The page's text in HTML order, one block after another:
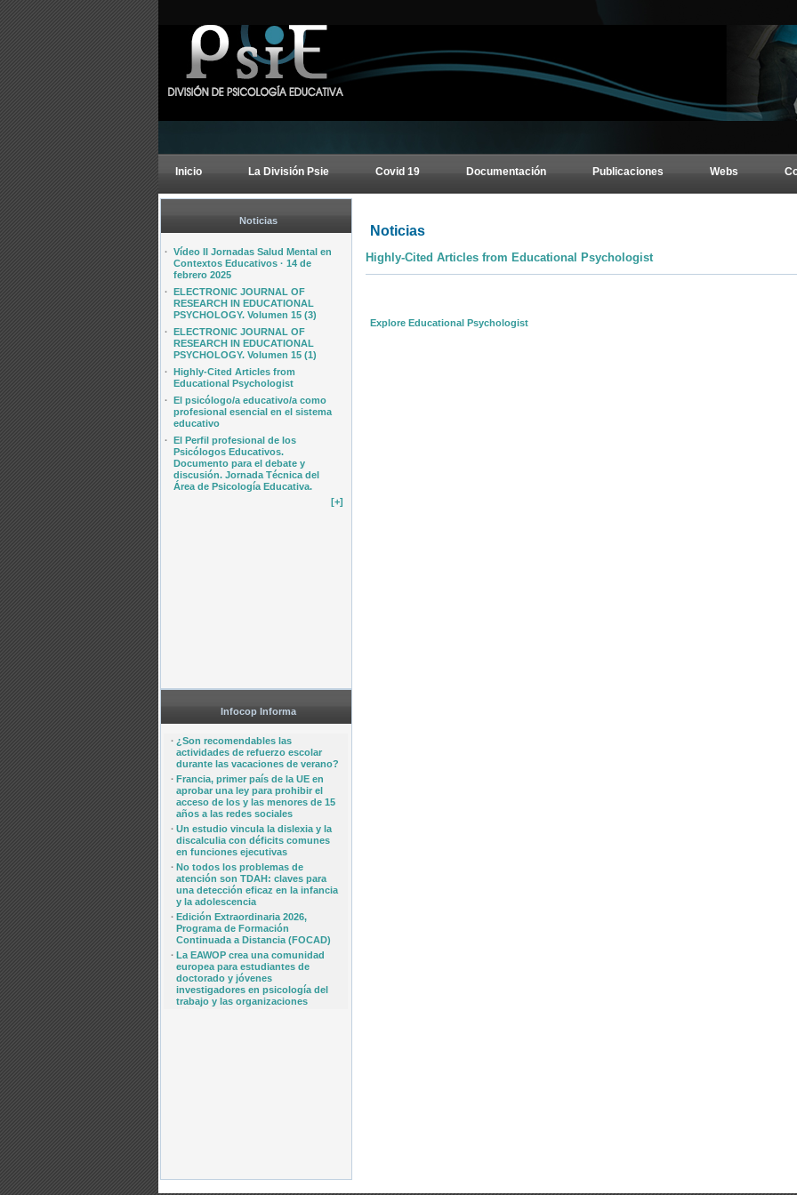
Inicio La División Psie Covid 19 Documentación Publicaciones Webs
Noticias
· Vídeo II Jornadas Salud Mental en
Contextos Educativos · 14 de
febrero 2025
· ELECTRONIC JOURNAL OF
RESEARCH IN EDUCATIONAL
PSYCHOLOGY. Volumen 15 (3)
· ELECTRONIC JOURNAL OF
RESEARCH IN EDUCATIONAL
PSYCHOLOGY. Volumen 15 (1)
· Highly-Cited Articles from
Educational Psychologist
· El psicólogo/a educativo/a como
profesional esencial en el sistema
educativo
· El Perfil profesional de los
Psicólogos Educativos.
Documento para el debate y
discusión. Jornada Técnica del
Área de Psicología Educativa.
[+]
Infocop Informa
· ¿Son recomendables las
actividades de refuerzo escolar
durante las vacaciones de verano?
· Francia, primer país de la UE en
aprobar una ley para prohibir el
acceso de los y las menores de 15
años a las redes sociales
· Un estudio vincula la dislexia y la
discalculia con déficits comunes
en funciones ejecutivas
· No todos los problemas de
atención son TDAH: claves para
una detección eficaz en la infancia
y la adolescencia
· Edición Extraordinaria 2026,
Programa de Formación
Continuada a Distancia (FOCAD)
· La EAWOP crea una comunidad
europea para estudiantes de
doctorado y jóvenes
investigadores en psicología del
trabajo y las organizaciones
Noticias
Highly-Cited Articles from Educational Psychologist
Explore Educational Psychologist